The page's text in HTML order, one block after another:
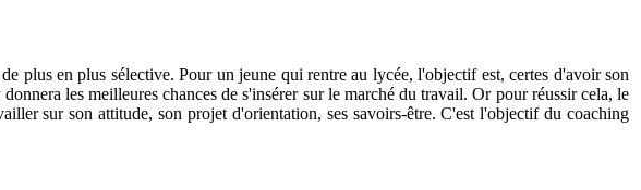
plus en plus sélective. Pour un jeune qui rentre au lycée, l'objectif est, certes d'avoir son
les meilleures chances de s'insérer sur le marché du travail. Or pour réussir cela, le
sur son attitude, son projet d'orientation, ses savoirs-être. C'est l'objectif du coaching